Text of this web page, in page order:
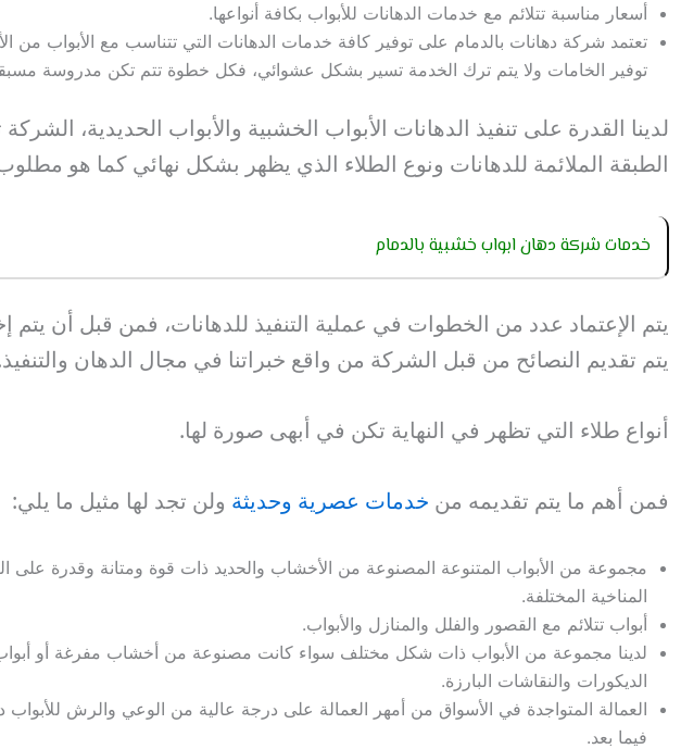
أسعار مناسبة تتلائم مع خدمات الدهانات للأبواب بكافة أنواعها.
تعتمد شركة دهانات بالدمام على توفير كافة خدمات الدهانات التي تتناسب مع الأبواب من
توفير الخامات ولا يتم ترك الخدمة تسير بشكل عشوائي، فكل خطوة تتم تكن مدروسة
لدينا القدرة على تنفيذ الدهانات الأبواب الخشبية والأبواب الحديدية، الشركة
الطبقة الملائمة للدهانات ونوع الطلاء الذي يظهر بشكل نهائي كما هو مطلوب
خدمات شركة دهان ابواب خشبية بالدمام
يتم الإعتماد عدد من الخطوات في عملية التنفيذ للدهانات، فمن قبل أن يتم
يتم تقديم النصائح من قبل الشركة من واقع خبراتنا في مجال الدهان
أنواع طلاء التي تظهر في النهاية تكن في أبهى صورة لها.
فمن أهم ما يتم تقديمه من خدمات عصرية وحديثة ولن تجد لها مثيل ما يلي:
مجموعة من الأبواب المتنوعة المصنوعة من الأخشاب والحديد ذات قوة ومتانة وقدرة على
المناخية المختلفة.
أبواب تتلائم مع القصور والفلل والمنازل والأبواب.
لدينا مجموعة من الأبواب ذات شكل مختلف سواء كانت مصنوعة من أخشاب مفرغة أو أبواب
الديكورات والنقاشات البارزة.
العمالة المتواجدة في الأسواق من أمهر العمالة على درجة عالية من الوعي والرش
فيما بعد.